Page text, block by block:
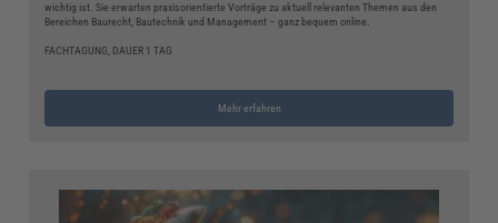
wichtig ist. Sie erwarten praxisorientierte Vorträge zu aktuell relevanten Themen aus den
Bereichen Baurecht, Bautechnik und Management – ganz bequem online.
FACHTAGUNG, DAUER 1 TAG
Mehr erfahren